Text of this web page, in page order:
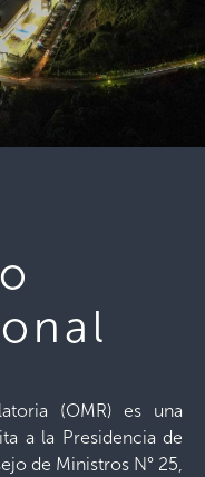
(OMR) es una
a la Presidencia de
de Ministros N° 25,